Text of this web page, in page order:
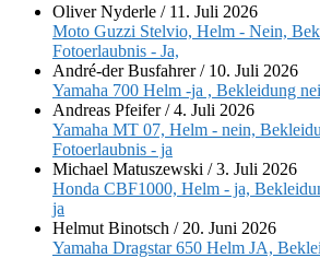
Oliver Nyderle / 11. Juli 2026
Moto Guzzi Stelvio, Helm - Nein,
Fotoerlaubnis - Ja,
André-der Busfahrer/ 10. Juli 2026
Yamaha 700 Helm -ja , Bekleidung
Andreas Pfeifer/4. Juli 2026
Yamaha MT 07, Helm - nein,
Fotoerlaubnis - ja
Michael Matuszewski /3. Juli 2026
Honda CBF1000, Helm - ja,
ja
Helmut Binotsch / 20. Juni 2026
Yamaha Dragstar 650 Helm JA,